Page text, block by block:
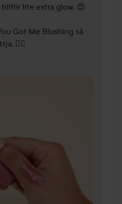
lite extra glow. 😍
Got Me Blushing så
👌🏻